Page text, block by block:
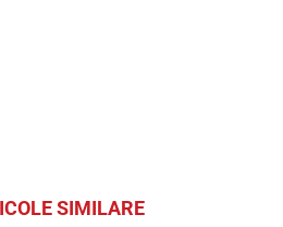
SIMILARE